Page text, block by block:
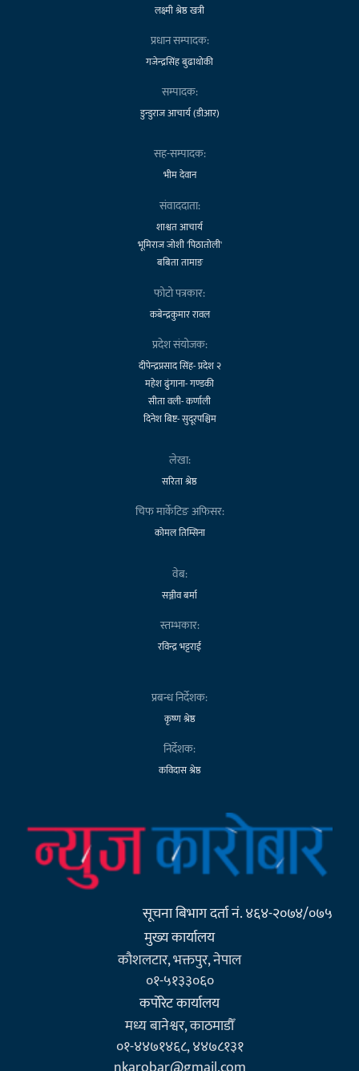
लक्ष्मी श्रेष्ठ खत्री
प्रधान सम्पादक:
गजेन्द्रसिंह बुढाथोकी
सम्पादक:
डुन्डुराज आचार्य (डीआर)
सह-सम्पादक:
भीम देवान
संवाददाता:
शाश्वत आचार्य
भूमिराज जोशी 'पिठातोली'
बबिता तामाङ
फोटो पत्रकार:
कबेन्द्रकुमार रावल
प्रदेश संयोजक:
दीपेन्द्रप्रसाद सिंह- प्रदेश २
महेश ढुंगाना- गण्डकी
सीता वली- कर्णाली
दिनेश बिष्ट- सुदूरपश्चिम
लेखा:
सरिता श्रेष्ठ
चिफ मार्केटिङ अफिसर:
कोमल तिम्सिना
वेब:
सञ्जीव बर्मा
स्तम्भकार:
रविन्द्र भट्टराई
प्रबन्ध निर्देशक:
कृष्ण श्रेष्ठ
निर्देशक:
कविदास श्रेष्ठ
सूचना बिभाग दर्ता नं. ४६४-२०७४/०७५
मुख्य कार्यालय
कौशलटार, भक्तपुर, नेपाल
०१-५१३३०६०
कर्पाेरेट कार्यालय
मध्य बानेश्वर, काठमाडौँ
०१-४४७१४६८, ४४७८१३१